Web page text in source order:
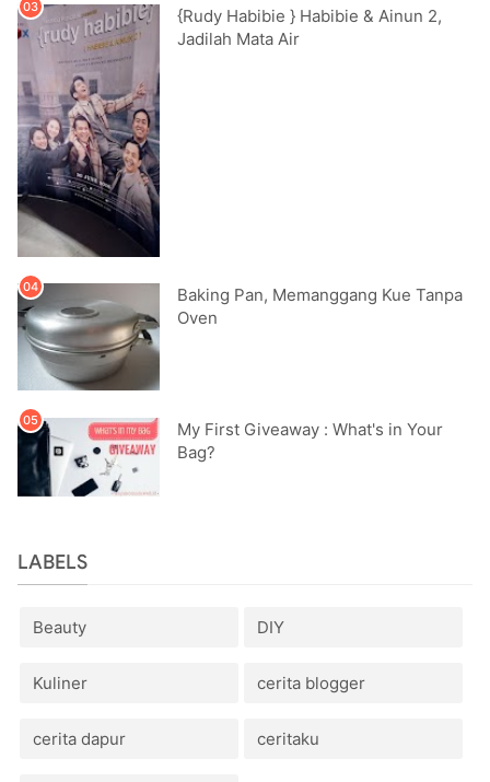
{Rudy Habibie } Habibie & Ainun 2,
Jadilah Mata Air
Baking Pan, Memanggang Kue Tanpa
Oven
My First Giveaway : What's in Your
Bag?
LABELS
Beauty DIY
Kuliner cerita blogger
cerita dapur ceritaku